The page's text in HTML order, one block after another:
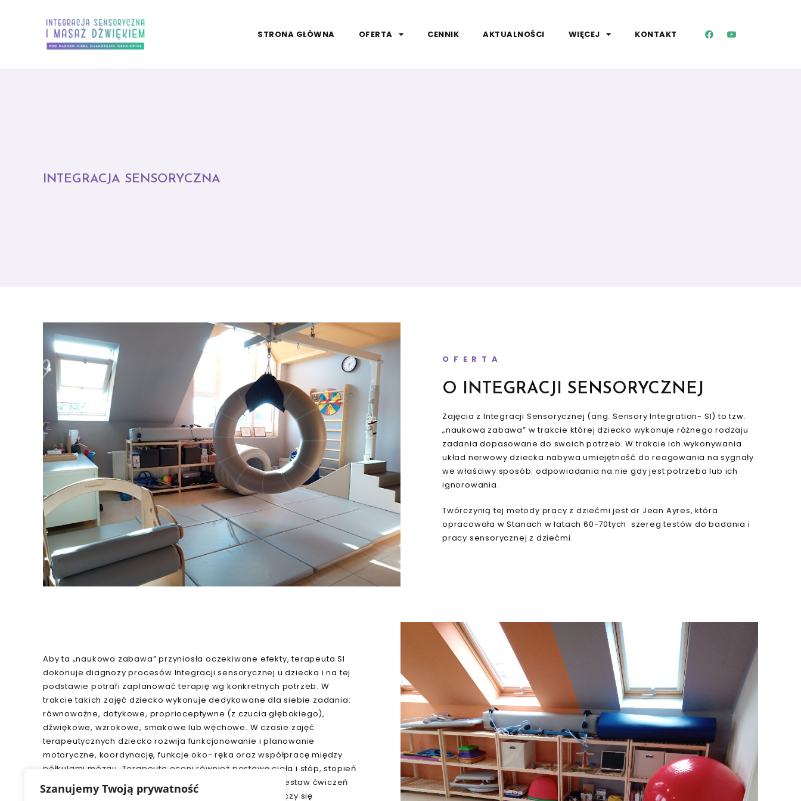
Szanujemy Twoją prywatność
STRONA GŁÓWNA OFERTA CENNIK AKTUALNOŚCI WIĘCEJ KONTAKT
INTEGRACJA SENSORYCZNA
OFERTA
O INTEGRACJI SENSORYCZNEJ
Zajęcia z Integracji Sensorycznej (ang. Sensory Integration- SI) to tzw.
„naukowa zabawa” w trakcie której dziecko wykonuje różnego rodzaju
zadania dopasowane do swoich potrzeb. W trakcie ich wykonywania
układ nerwowy dziecka nabywa umiejętność do reagowania na sygnały
we właściwy sposób: odpowiadania na nie gdy jest potrzeba lub ich
ignorowania.
Twórczynią tej metody pracy z dziećmi jest dr Jean Ayres, która
opracowała w Stanach w latach 60-70tych szereg testów do badania i
pracy sensorycznej z dziećmi.
Aby ta „naukowa zabawa” przyniosła oczekiwane efekty, terapeuta SI
dokonuje diagnozy procesów Integracji sensorycznej u dziecka i na tej
podstawie potrafi zaplanować terapię wg konkretnych potrzeb. W
trakcie takich zajęć dziecko wykonuje dedykowane dla siebie zadania:
równoważne, dotykowe, proprioceptywne (z czucia głębokiego),
dźwiękowe, wzrokowe, smakowe lub węchowe. W czasie zajęć
terapeutycznych dziecko rozwija funkcjonowanie i planowanie
motoryczne, koordynację, funkcje oko- ręka oraz współpracę między
półkulami mózgu. Terapeuta oceni również postawę ciała i stóp, stopień
przetrwania odruchów pierwotnych oraz zaproponuje zestaw ćwiczeń
do pracy w domu (tzw. dietę sensoryczną). Terapia kończy się